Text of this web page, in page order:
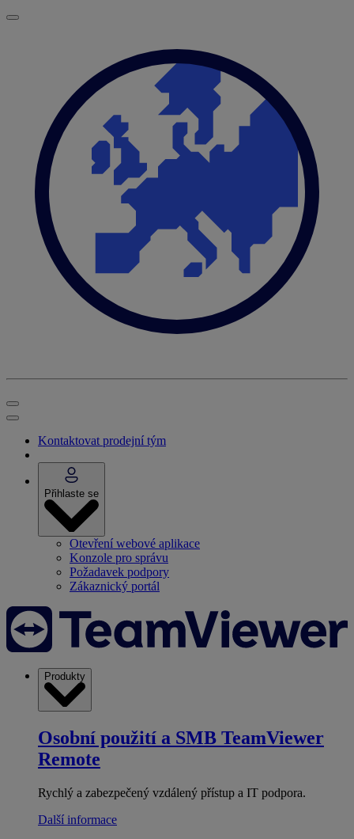
Kontaktovat prodejní tým
Přihlaste se
Otevření webové aplikace
Konzole pro správu
Požadavek podpory
Zákaznický portál
Produkty
Osobní použití a SMB TeamViewer
Remote
Rychlý a zabezpečený vzdálený přístup a IT podpora.
Další informace